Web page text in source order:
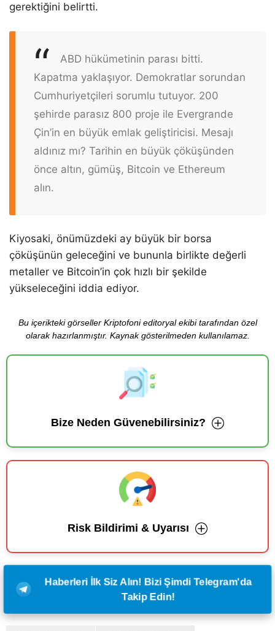
gerektiğini belirtti.
ABD hükümetinin parası bitti.
Kapatma yaklaşıyor. Demokratlar sorundan
Cumhuriyetçileri sorumlu tutuyor. 200
şehirde parasız 800 proje ile Evergrande
Çin’in en büyük emlak geliştiricisi. Mesajı
aldınız mı? Tarihin en büyük çöküşünden
önce altın, gümüş, Bitcoin ve Ethereum
alın.
Kiyosaki, önümüzdeki ay büyük bir borsa
çöküşünün geleceğini ve bununla birlikte değerli
metaller ve Bitcoin’in çok hızlı bir şekilde
yükseleceğini iddia ediyor.
Bu içerikteki görseller Kriptofoni editoryal ekibi tarafından özel
olarak hazırlanmıştır. Kaynak gösterilmeden kullanılamaz.
Bize Neden Güvenebilirsiniz?
Risk Bildirimi & Uyarısı
Haberleri İlk Siz Alın! Bizi Şimdi Telegram'da
Takip Edin!